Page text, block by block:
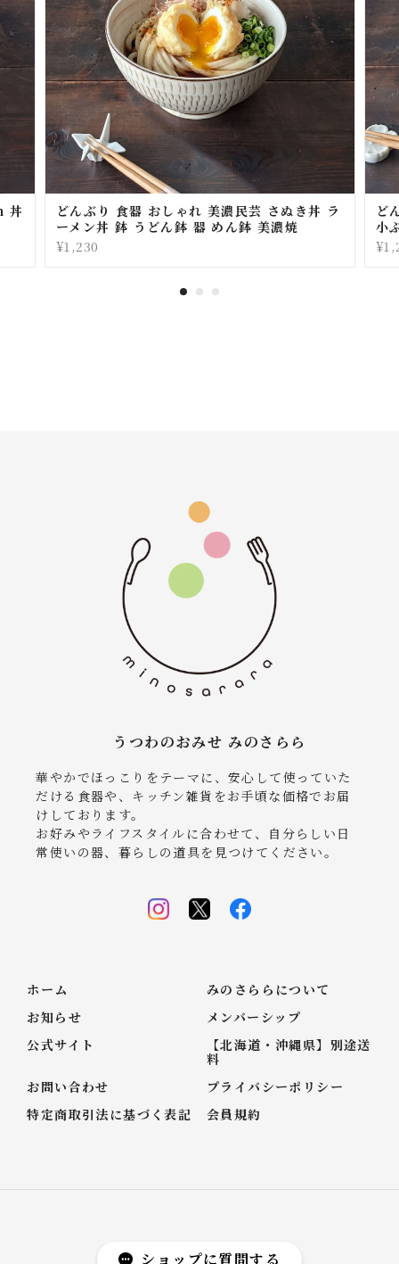
丼
どんぶり 食器 おしゃれ 美濃民芸 さぬき丼 ラ
ーメン丼 鉢 うどん鉢 器 めん鉢 美濃焼
¥1,230
ど
小
うつわのおみせ みのさらら
華やかでほっこりをテーマに、安心して使っていた
だける食器や、キッチン雑貨をお手頃な価格でお届
けしております。
お好みやライフスタイルに合わせて、自分らしい日
常使いの器、暮らしの道具を見つけてください。
ホーム
みのさららについて
お知らせ
メンバーシップ
公式サイト
【北海道・沖縄県】別途送
料
お問い合わせ
プライバシーポリシー
特定商取引法に基づく表記
会員規約
ショップに質問する